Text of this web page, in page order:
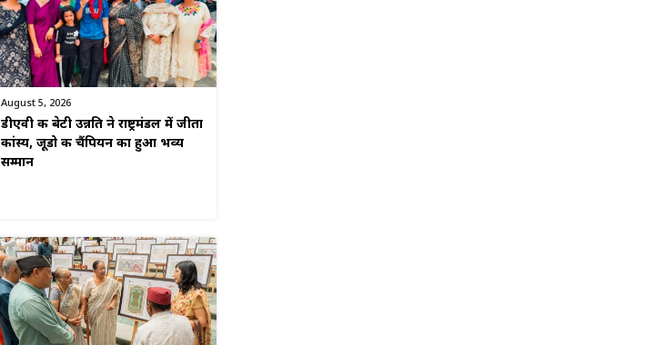
August 5, 2026
डीएवी की बेटी उन्नति ने राष्ट्रमंडल में जीता
कांस्य, जूडो की चैंपियन का हुआ भव्य
सम्मान